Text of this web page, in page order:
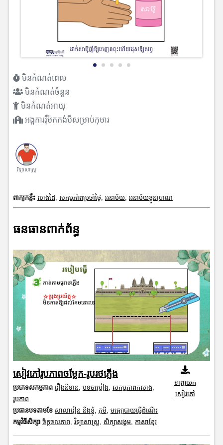
មិនកំណត់ពេល
មិនកំណត់ចំនួន
មិនកំណត់អាយុ
អង្គការរុឺម៉កកង់បីសម្រាប់កុមារ
វិទ្យាសាស្រ្ត
ពាក្យកន្លឹះ លាងដៃ សកម្មភាំពប្រចាំថ្ងៃ អនាម័យ, អនាម័យខ្លួនប្រាណ
ធនធានពាក់ព័ន្ធ
សៀវភៅរូបភាពចម្លែក-រូបរថភ្លើង
ប្រភេទសកម្មភាព រឿងនិទាន បទចម្រៀង សកម្មភាពកសាង
រូបភាព
ប្រធានបទតាមខែ សាលារៀន និងខ្ញុំ ភូមិ, មធ្យោបាយធ្វើដំណើរ
កម្មវិធីសិក្សា ចិត្តចលភាព វិទ្យាសាស្រ្ត សិក្សាសង្គម, ភាសាខ្មែរ
ទាញយក
សៀវភៅ